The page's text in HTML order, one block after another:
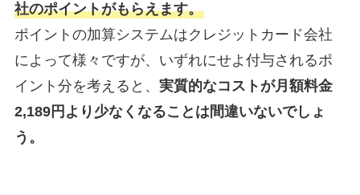
社のポイントがもらえます。
ポイントの加算システムはクレジットカード会社
によって様々ですが、いずれにせよ付与されるポ
イント分を考えると、 実質的なコストが月額料金
2,189円より少なくなることは間違いないでしょ
う。